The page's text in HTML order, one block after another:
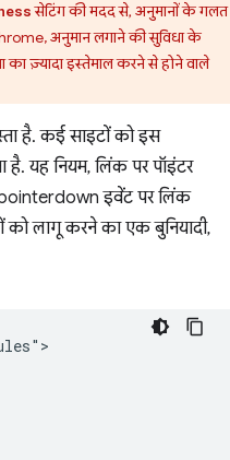
सेटिंग की मदद से, अनुमानों के गलत
अनुमान लगाने की सुविधा के
का ज़्यादा इस्तेमाल करने से होने वाले
है. कई साइटों को इस
यह नियम, लिंक पर पॉइंटर
इवेंट पर लिंक
को लागू करने का एक बुनियादी,